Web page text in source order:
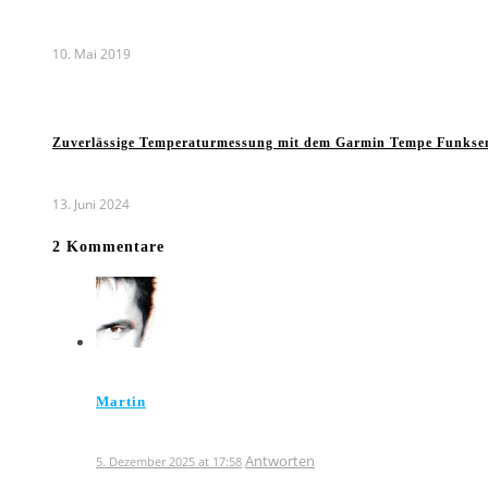
10. Mai 2019
Zuverlässige Temperaturmessung mit dem Garmin Tempe
13. Juni 2024
2 Kommentare
Martin
5. Dezember 2025 at 17:58 Antworten